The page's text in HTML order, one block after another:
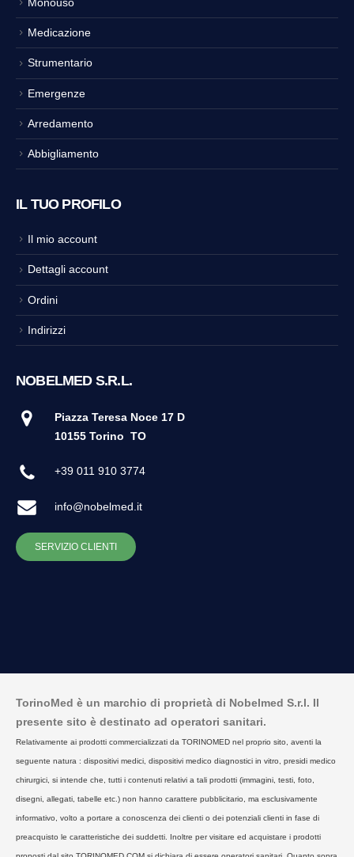
Medicazione
Strumentario
Emergenze
Arredamento
Abbigliamento
IL TUO PROFILO
Il mio account
Dettagli account
Ordini
Indirizzi
NOBELMED S.R.L.
Piazza Teresa Noce 17 D
10155 Torino TO
+39 011 910 3774
info@nobelmed.it
SERVIZIO CLIENTI
TorinoMed è un marchio di proprietà di Nobelmed S.r.l. Il
presente sito è destinato ad operatori sanitari.
Relativamente ai prodotti commercializzati da TORINOMED nel proprio sito, aventi la
seguente natura : dispositivi medici, dispositivi medico diagnostici in vitro, presidi medico
chirurgici, si intende che, tutti i contenuti relativi a tali prodotti (immagini, testi, foto,
disegni, allegati, tabelle etc.) non hanno carattere pubblicitario, ma esclusivamente
informativo, volto a portare a conoscenza dei clienti o dei potenziali clienti in fase di
preacquisto le caratteristiche dei suddetti. Inoltre per visitare ed acquistare i prodotti